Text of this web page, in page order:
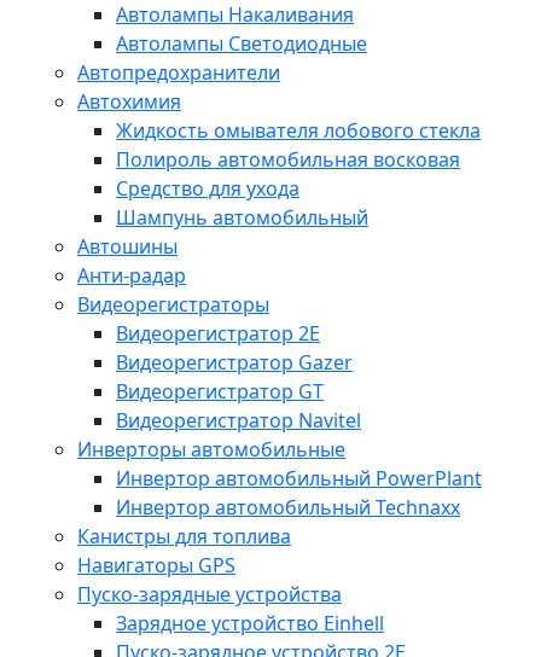
Автолампы Накаливания
Автолампы Светодиодные
Автопредохранители
Автохимия
Жидкость омывателя лобового стекла
Полироль автомобильная восковая
Средство для ухода
Шампунь автомобильный
Автошины
Анти-радар
Видеорегистраторы
Видеорегистратор 2E
Видеорегистратор Gazer
Видеорегистратор GT
Видеорегистратор Navitel
Инверторы автомобильные
Инвертор автомобильный PowerPlant
Инвертор автомобильный Technaxx
Канистры для топлива
Навигаторы GPS
Пуско-зарядные устройства
Зарядное устройство Einhell